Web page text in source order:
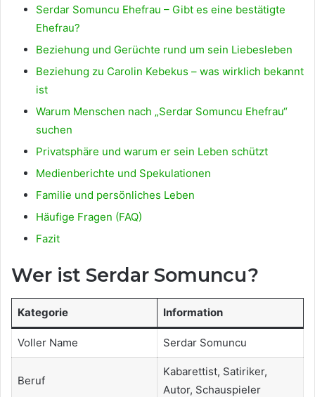
Serdar Somuncu Ehefrau – Gibt es eine bestätigte
Ehefrau?
Beziehung und Gerüchte rund um sein Liebesleben
Beziehung zu Carolin Kebekus – was wirklich bekannt
ist
Warum Menschen nach „Serdar Somuncu Ehefrau“
suchen
Privatsphäre und warum er sein Leben schützt
Medienberichte und Spekulationen
Familie und persönliches Leben
Häufige Fragen (FAQ)
Fazit
Wer ist Serdar Somuncu?
Kategorie Information
Voller Name Serdar Somuncu
Beruf
Kabarettist, Satiriker,
Autor, Schauspieler